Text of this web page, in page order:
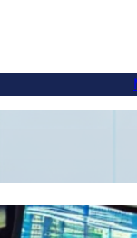
Kuinka
Ohita